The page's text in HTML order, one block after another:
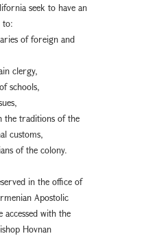
seek to have an
to:
of foreign and
clergy,
schools,
the traditions of the
customs,
of the colony.
in the office of
Apostolic
with the
Hovnan